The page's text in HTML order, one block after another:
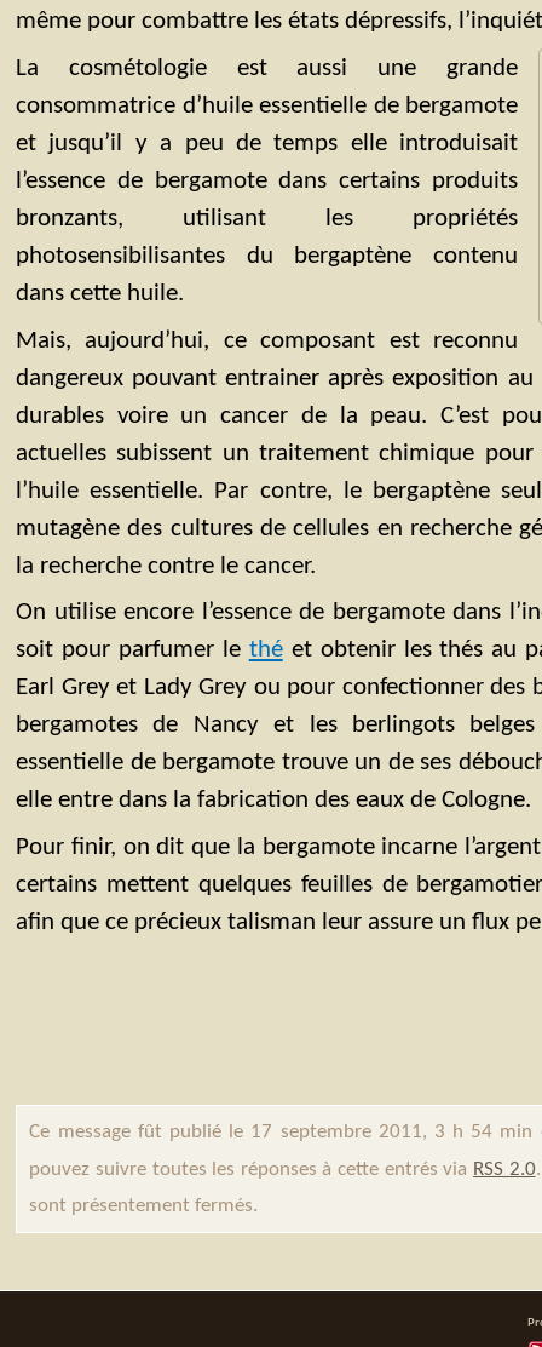
même pour combattre les états dépressifs,
La cosmétologie est aussi une grande
consommatrice d’huile essentielle de bergamote
et jusqu’il y a peu de temps elle introduisait
l’essence de bergamote dans certains produits
bronzants, utilisant les propriétés
photosensibilisantes du bergaptène contenu
dans cette huile.
Mais, aujourd’hui, ce composant est reconnu
dangereux pouvant entrainer après exposition au
durables voire un cancer de la peau. C’est
actuelles subissent un traitement chimique
l’huile essentielle. Par contre, le bergaptène
mutagène des cultures de cellules en recherche
la recherche contre le cancer.
On utilise encore l’essence de bergamote dans
soit pour parfumer le théet obtenir les thés au
Earl Grey et Lady Grey ou pour confectionner des
bergamotes de Nancy et les berlingots
essentielle de bergamote trouve un de ses
elle entre dans la fabrication des eaux de Cologne.
Pour finir, on dit que la bergamote incarne
certains mettent quelques feuilles de
afin que ce précieux talisman leur assure un flux
Ce message fût publié le 17 septembre 2011, 3 h 54 min
pouvez suivre toutes les réponses à cette entrés via RSS 2.0
sont présentement fermés.